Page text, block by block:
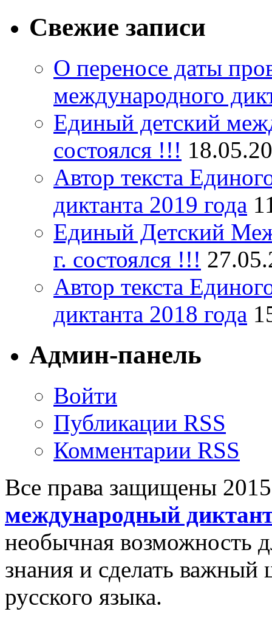
Свежие записи
О переносе даты
международного
Единый детский
состоялся !!!
Автор текста
диктанта 2019 года
Единый Детский
г. состоялся !!!
Автор текста
диктанта 2018 года
Админ-панель
Войти
Публикации RSS
Комментарии RSS
Все права защищены
международный
необычная возможность
знания и сделать важный
русского языка.